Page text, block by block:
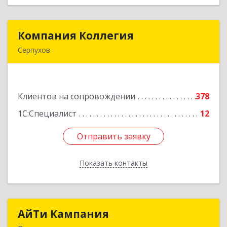
Компания Коллегия
Серпухов
Клиентов на сопровождении
378
1С:Специалист
12
Отправить заявку
Показать контакты
Компания Коллегия
Подробнее
Отправить заявку
Назад
АйТи Кампания